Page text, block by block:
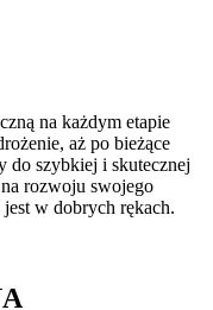
na każdym etapie
aż po bieżące
do szybkiej i skutecznej
rozwoju swojego
w dobrych rękach.